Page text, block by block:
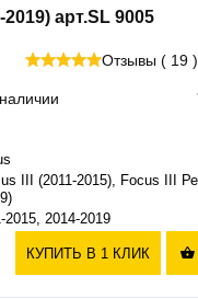
2019) арт.SL 9005
Отзывы ( 19 )
III (2011-2015), Focus III
2015, 2014-2019
КУПИТЬ В 1 КЛИК 